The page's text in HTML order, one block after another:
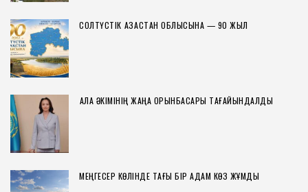
СОЛТҮСТІК ҚАЗАҚСТАН ОБЛЫСЫНА — 90 ЖЫЛ
ҚАЛА ӘКІМІНІҢ ЖАҢА ОРЫНБАСАРЫ ТАҒАЙЫНДАЛДЫ
МЕҢГЕСЕР КӨЛІНДЕ ТАҒЫ БІР АДАМ КӨЗ ЖҰМДЫ